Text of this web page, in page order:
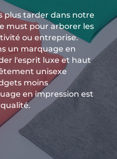
plus tarder dans notre
must pour arborer les
ou entreprise.
un marquage en
l'esprit luxe et haut
unisexe
moins
en impression est